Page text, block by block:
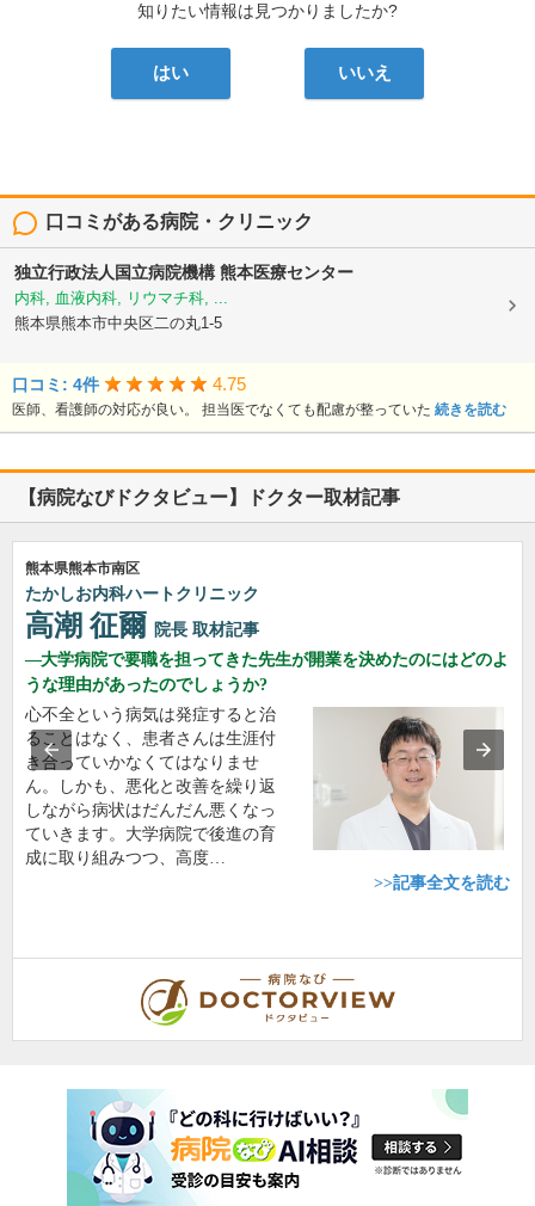
知りたい情報は見つかりましたか?
はい いいえ
口コミがある病院・クリニック
独立行政法人国立病院機構熊本医療センター
内科, 血液内科, リウマチ科, ...
熊本県熊本市中央区二の丸1-5
口コミ: 4件 4.75
医師、看護師の対応が良い。 担当医でなくても配慮が整っていた 続きを読む
【病院なびドクタビュー】ドクター取材記事
熊本県熊本市南区
たかしお内科ハートクリニック
高潮 征爾 院長 取材記事
大学病院で要職を担ってきた先生が開業を決めたのにはどのよ
うな理由があったのでしょうか?
心不全という病気は発症すると治
ることはなく、患者さんは生涯付
き合っていかなくてはなりませ
ん。しかも、悪化と改善を繰り返
しながら病状はだんだん悪くなっ
ていきます。大学病院で後進の育
成に取り組みつつ、高度…
>>記事全文を読む